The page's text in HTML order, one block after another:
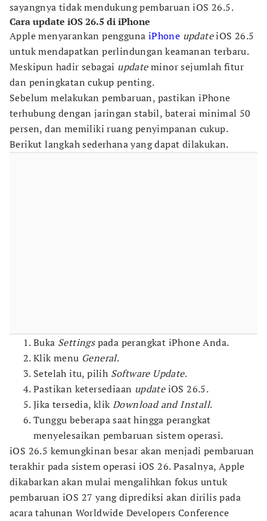
sayangnya tidak mendukung pembaruan iOS 26.5.
Cara update iOS 26.5 di iPhone
Apple menyarankan pengguna iPhone updateiOS 26.5
untuk mendapatkan perlindungan keamanan terbaru.
Meskipun hadir sebagai updateminor sejumlah fitur
dan peningkatan cukup penting.
Sebelum melakukan pembaruan, pastikan iPhone
terhubung dengan jaringan stabil, baterai minimal 50
persen, dan memiliki ruang penyimpanan cukup.
Berikut langkah sederhana yang dapat dilakukan.
Buka Settingspada perangkat iPhone Anda.
Klik menu General.
Setelah itu, pilih Software Update.
Pastikan ketersediaan updateiOS 26.5.
Jika tersedia, klikDownload and Install.
Tunggu beberapa saat hingga perangkat
menyelesaikan pembaruan sistem operasi.
iOS 26.5 kemungkinan besar akan menjadi pembaruan
terakhir pada sistem operasi iOS 26. Pasalnya, Apple
dikabarkan akan mulai mengalihkan fokus untuk
pembaruan iOS 27 yang diprediksi akan dirilis pada
acara tahunan Worldwide Developers Conference